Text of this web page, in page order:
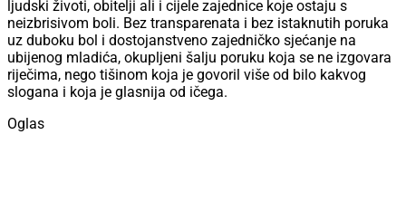
ljudski životi, obitelji ali i cijele zajednice koje ostaju s
neizbrisivom boli. Bez transparenata i bez istaknutih poruka
uz duboku bol i dostojanstveno zajedničko sjećanje na
ubijenog mladića, okupljeni šalju poruku koja se ne izgovara
riječima, nego tišinom koja je govoril više od bilo kakvog
slogana i koja je glasnija od ičega.
Oglas